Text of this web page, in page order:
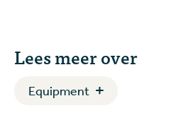
Lees meer over
Equipment